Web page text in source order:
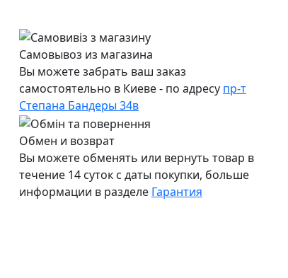
Самовывоз из магазина
Вы можете забрать ваш заказ
самостоятельно в Киеве - по адресу пр-т
Степана Бандеры 34в
Обмен и возврат
Вы можете обменять или вернуть товар в
течение 14 суток с даты покупки, больше
информации в разделе Гарантия